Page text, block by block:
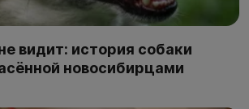
видит: история собаки
новосибирцами